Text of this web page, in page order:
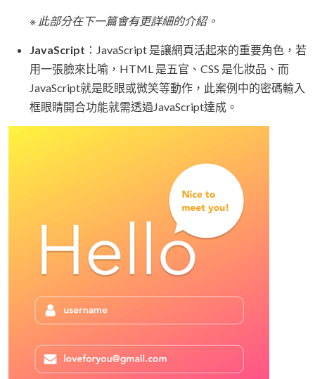
※ 此部分在下一篇會有更詳細的介紹。
JavaScript ：JavaScript 是讓網頁活起來的重要角色，若
用一張臉來比喻，HTML 是五官、CSS 是化妝品、而
JavaScript就是眨眼或微笑等動作，此案例中的密碼輸入
框眼睛開合功能就需透過JavaScript達成。